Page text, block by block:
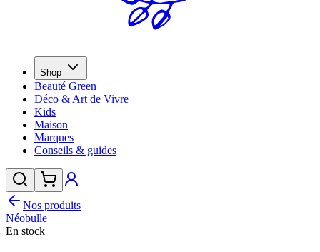
Shop
Beauté Green
Déco & Art de Vivre
Kids
Maison
Marques
Conseils & guides
Nos produits
Néobulle
En stock